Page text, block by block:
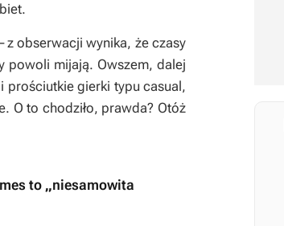
z obserwacji wynika, że czasy
powoli mijają. Owszem, dalej
prościutkie gierki typu casual,
O to chodziło, prawda? Otóż
to „niesamowita